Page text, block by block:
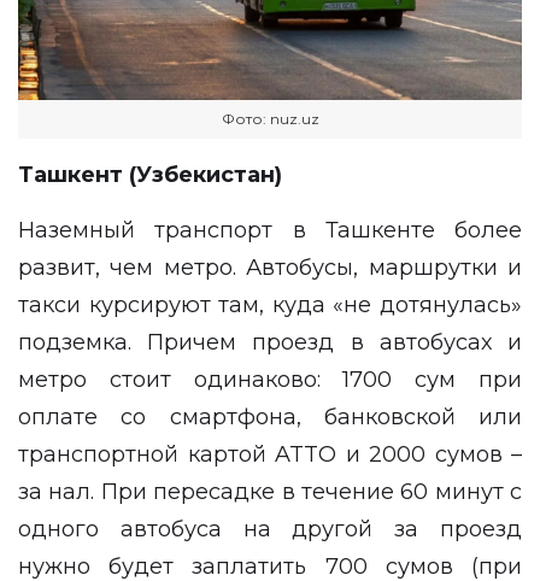
Фото: nuz.uz
Ташкент (Узбекистан)
Наземный транспорт в Ташкенте более
развит, чем метро. Автобусы, маршрутки и
такси курсируют там, куда «не дотянулась»
подземка. Причем проезд в автобусах и
метро стоит одинаково: 1700 сум при
оплате со смартфона, банковской или
транспортной картой ATTO и 2000 сумов –
за нал. При пересадке в течение 60 минут с
одного автобуса на другой за проезд
нужно будет заплатить 700 сумов (при